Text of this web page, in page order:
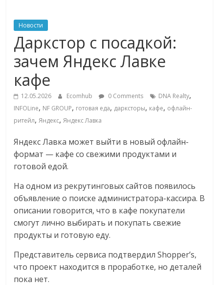
ритейле,
логистике,
технологиях,
соцсетях
Портал
онлайн-
торговле,
сервисах
для
логистике,
технологиях,
соцсетях.
Нам
важно,
Новости
Даркстор с посадкой:
зачем Яндекс Лавке
кафе
12.05.2026 Ecomhub 0 Comments DNA Realty,
INFOLine, NF GROUP, готовая еда, дарксторы, кафе, офлайн-
ритейл,Яндекс,Яндекс Лавка
Яндекс Лавка может выйти в новый офлайн-
формат — кафе со свежими продуктами и
готовой едой.
На одном из рекрутинговых сайтов появилось
объявление о поиске администратора-кассира. В
описании говорится, что в кафе покупатели
смогут лично выбирать и покупать свежие
продукты и готовую еду.
Представитель сервиса подтвердил Shopper’s,
что проект находится в проработке, но деталей
пока нет.